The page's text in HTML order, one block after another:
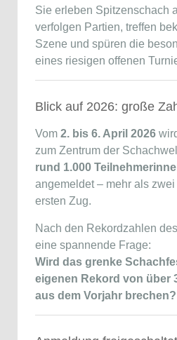
Sie erleben Spitzenschach
verfolgen Partien, treffen
Szene und spüren die
eines riesigen offenen
Blick auf 2026: große
Vom 2. bis 6. April 2026
zum Zentrum der
rund 1.000
angemeldet – mehr als
ersten Zug.
Nach den Rekordzahlen
eine spannende Frage:
Wird das grenke
eigenen Rekord von über
aus dem Vorjahr brechen?